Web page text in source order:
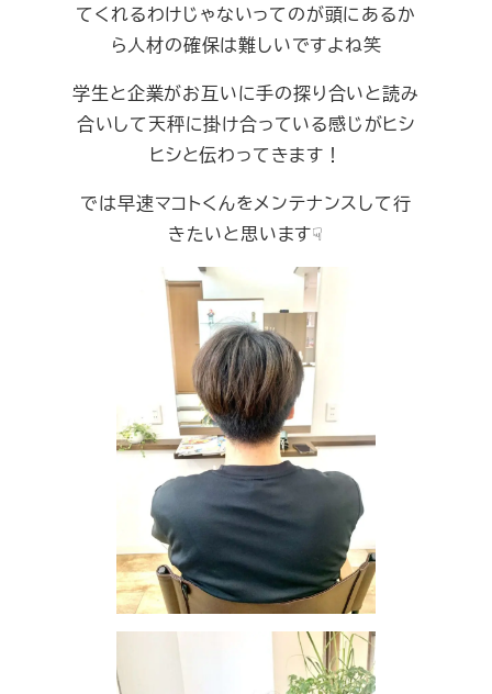
てくれるわけじゃないってのが頭にあるか
ら人材の確保は難しいですよね笑
学生と企業がお互いに手の探り合いと読み
合いして天秤に掛け合っている感じがヒシ
ヒシと伝わってきます！
では早速マコトくんをメンテナンスして行
きたいと思います☟